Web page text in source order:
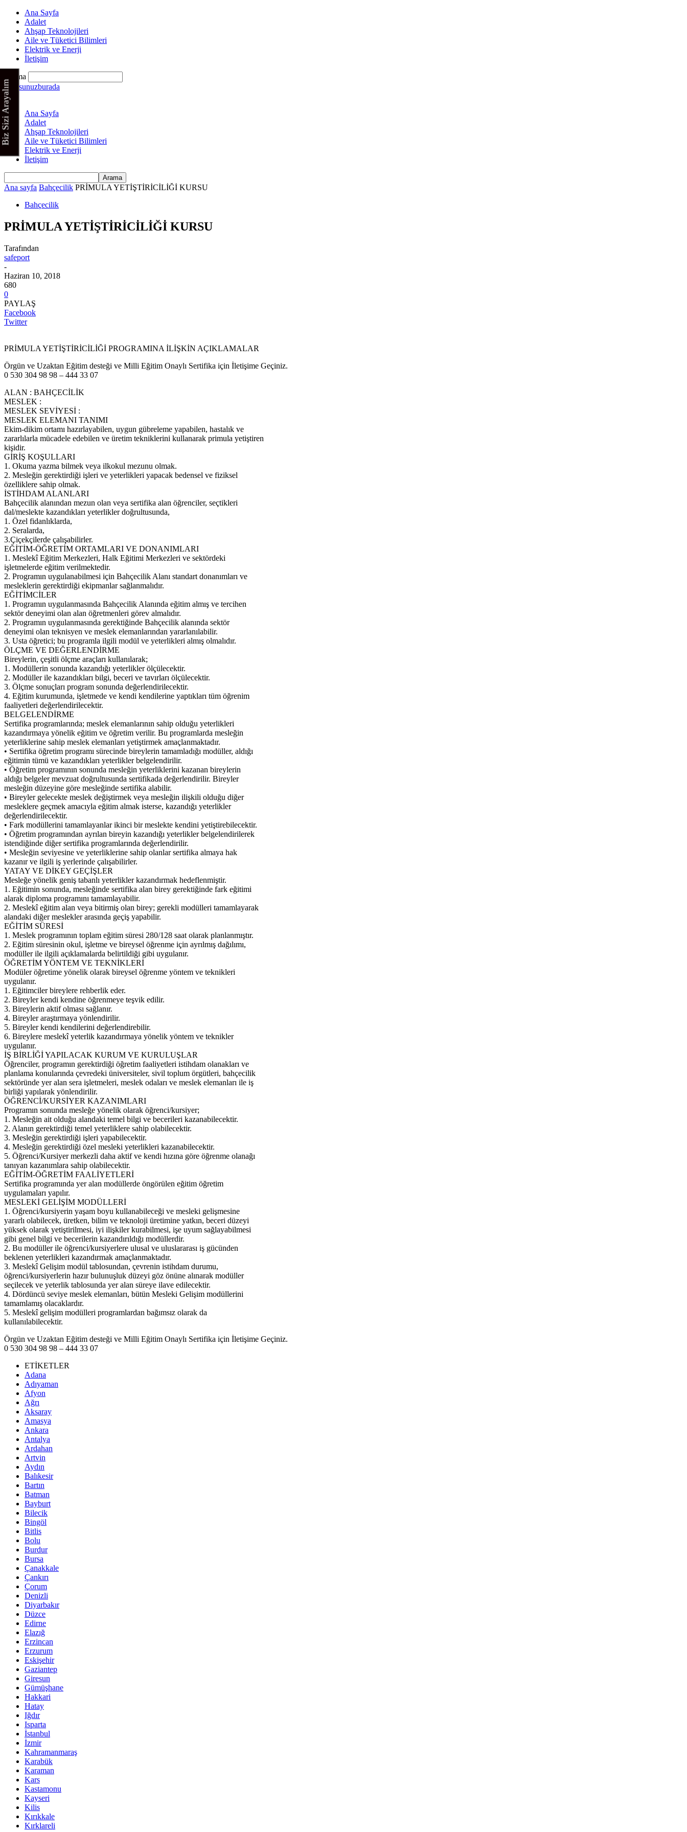
Ana Sayfa
Adalet
Ahşap Teknolojileri
Aile ve Tüketici Bilimleri
Elektrik ve Enerji
İletişim
Arama
Kursunuzburada
Ana Sayfa
Adalet
Ahşap Teknolojileri
Aile ve Tüketici Bilimleri
Elektrik ve Enerji
İletişim
Ana sayfa Bahçecilik PRİMULA YETİŞTİRİCİLİĞİ KURSU
Bahçecilik
PRİMULA YETİŞTİRİCİLİĞİ KURSU
Tarafından
safeport
-
Haziran 10, 2018
680
0
PAYLAŞ
Facebook
Twitter
PRİMULA YETİŞTİRİCİLİĞİ PROGRAMINA İLİŞKİN AÇIKLAMALAR
Örgün ve Uzaktan Eğitim desteği ve Milli Eğitim Onaylı Sertifika için İletişime Geçiniz.
0 530 304 98 98 – 444 33 07
ALAN : BAHÇECİLİK
MESLEK :
MESLEK SEVİYESİ :
MESLEK ELEMANI TANIMI
Ekim-dikim ortamı hazırlayabilen, uygun gübreleme yapabilen, hastalık ve
zararlılarla mücadele edebilen ve üretim tekniklerini kullanarak primula yetiştiren
kişidir.
GİRİŞ KOŞULLARI
1. Okuma yazma bilmek veya ilkokul mezunu olmak.
2. Mesleğin gerektirdiği işleri ve yeterlikleri yapacak bedensel ve fiziksel
özelliklere sahip olmak.
İSTİHDAM ALANLARI
Bahçecilik alanından mezun olan veya sertifika alan öğrenciler, seçtikleri
dal/meslekte kazandıkları yeterlikler doğrultusunda,
1. Özel fidanlıklarda,
2. Seralarda,
3.Çiçekçilerde çalışabilirler.
EĞİTİM-ÖĞRETİM ORTAMLARI VE DONANIMLARI
1. Meslekî Eğitim Merkezleri, Halk Eğitimi Merkezleri ve sektördeki
işletmelerde eğitim verilmektedir.
2. Programın uygulanabilmesi için Bahçecilik Alanı standart donanımları ve
mesleklerin gerektirdiği ekipmanlar sağlanmalıdır.
EĞİTİMCİLER
1. Programın uygulanmasında Bahçecilik Alanında eğitim almış ve tercihen
sektör deneyimi olan alan öğretmenleri görev almalıdır.
2. Programın uygulanmasında gerektiğinde Bahçecilik alanında sektör
deneyimi olan teknisyen ve meslek elemanlarından yararlanılabilir.
3. Usta öğretici; bu programla ilgili modül ve yeterlikleri almış olmalıdır.
ÖLÇME VE DEĞERLENDİRME
Bireylerin, çeşitli ölçme araçları kullanılarak;
1. Modüllerin sonunda kazandığı yeterlikler ölçülecektir.
2. Modüller ile kazandıkları bilgi, beceri ve tavırları ölçülecektir.
3. Ölçme sonuçları program sonunda değerlendirilecektir.
4. Eğitim kurumunda, işletmede ve kendi kendilerine yaptıkları tüm öğrenim
faaliyetleri değerlendirilecektir.
BELGELENDİRME
Sertifika programlarında; meslek elemanlarının sahip olduğu yeterlikleri
kazandırmaya yönelik eğitim ve öğretim verilir. Bu programlarda mesleğin
yeterliklerine sahip meslek elemanları yetiştirmek amaçlanmaktadır.
• Sertifika öğretim programı sürecinde bireylerin tamamladığı modüller, aldığı
eğitimin tümü ve kazandıkları yeterlikler belgelendirilir.
• Öğretim programının sonunda mesleğin yeterliklerini kazanan bireylerin
aldığı belgeler mevzuat doğrultusunda sertifikada değerlendirilir. Bireyler
mesleğin düzeyine göre mesleğinde sertifika alabilir.
• Bireyler gelecekte meslek değiştirmek veya mesleğin ilişkili olduğu diğer
mesleklere geçmek amacıyla eğitim almak isterse, kazandığı yeterlikler
değerlendirilecektir.
• Fark modüllerini tamamlayanlar ikinci bir meslekte kendini yetiştirebilecektir.
• Öğretim programından ayrılan bireyin kazandığı yeterlikler belgelendirilerek
istendiğinde diğer sertifika programlarında değerlendirilir.
• Mesleğin seviyesine ve yeterliklerine sahip olanlar sertifika almaya hak
kazanır ve ilgili iş yerlerinde çalışabilirler.
YATAY VE DİKEY GEÇİŞLER
Mesleğe yönelik geniş tabanlı yeterlikler kazandırmak hedeflenmiştir.
1. Eğitimin sonunda, mesleğinde sertifika alan birey gerektiğinde fark eğitimi
alarak diploma programını tamamlayabilir.
2. Meslekî eğitim alan veya bitirmiş olan birey; gerekli modülleri tamamlayarak
alandaki diğer meslekler arasında geçiş yapabilir.
EĞİTİM SÜRESİ
1. Meslek programının toplam eğitim süresi 280/128 saat olarak planlanmıştır.
2. Eğitim süresinin okul, işletme ve bireysel öğrenme için ayrılmış dağılımı,
modüller ile ilgili açıklamalarda belirtildiği gibi uygulanır.
ÖĞRETİM YÖNTEM VE TEKNİKLERİ
Modüler öğretime yönelik olarak bireysel öğrenme yöntem ve teknikleri
uygulanır.
1. Eğitimciler bireylere rehberlik eder.
2. Bireyler kendi kendine öğrenmeye teşvik edilir.
3. Bireylerin aktif olması sağlanır.
4. Bireyler araştırmaya yönlendirilir.
5. Bireyler kendi kendilerini değerlendirebilir.
6. Bireylere meslekî yeterlik kazandırmaya yönelik yöntem ve teknikler
uygulanır.
İŞ BİRLİĞİ YAPILACAK KURUM VE KURULUŞLAR
Öğrenciler, programın gerektirdiği öğretim faaliyetleri istihdam olanakları ve
planlama konularında çevredeki üniversiteler, sivil toplum örgütleri, bahçecilik
sektöründe yer alan sera işletmeleri, meslek odaları ve meslek elemanları ile iş
birliği yapılarak yönlendirilir.
ÖĞRENCİ/KURSİYER KAZANIMLARI
Programın sonunda mesleğe yönelik olarak öğrenci/kursiyer;
1. Mesleğin ait olduğu alandaki temel bilgi ve becerileri kazanabilecektir.
2. Alanın gerektirdiği temel yeterliklere sahip olabilecektir.
3. Mesleğin gerektirdiği işleri yapabilecektir.
4. Mesleğin gerektirdiği özel mesleki yeterlikleri kazanabilecektir.
5. Öğrenci/Kursiyer merkezli daha aktif ve kendi hızına göre öğrenme olanağı
tanıyan kazanımlara sahip olabilecektir.
EĞİTİM-ÖĞRETİM FAALİYETLERİ
Sertifika programında yer alan modüllerde öngörülen eğitim öğretim
uygulamaları yapılır.
MESLEKİ GELİŞİM MODÜLLERİ
1. Öğrenci/kursiyerin yaşam boyu kullanabileceği ve mesleki gelişmesine
yararlı olabilecek, üretken, bilim ve teknoloji üretimine yatkın, beceri düzeyi
yüksek olarak yetiştirilmesi, iyi ilişkiler kurabilmesi, işe uyum sağlayabilmesi
gibi genel bilgi ve becerilerin kazandırıldığı modüllerdir.
2. Bu modüller ile öğrenci/kursiyerlere ulusal ve uluslararası iş gücünden
beklenen yeterlikleri kazandırmak amaçlanmaktadır.
3. Meslekî Gelişim modül tablosundan, çevrenin istihdam durumu,
öğrenci/kursiyerlerin hazır bulunuşluk düzeyi göz önüne alınarak modüller
seçilecek ve yeterlik tablosunda yer alan süreye ilave edilecektir.
4. Dördüncü seviye meslek elemanları, bütün Mesleki Gelişim modüllerini
tamamlamış olacaklardır.
5. Meslekî gelişim modülleri programlardan bağımsız olarak da
kullanılabilecektir.
Örgün ve Uzaktan Eğitim desteği ve Milli Eğitim Onaylı Sertifika için İletişime Geçiniz.
0 530 304 98 98 – 444 33 07
ETİKETLER
Adana
Adıyaman
Afyon
Ağrı
Aksaray
Amasya
Ankara
Antalya
Ardahan
Artvin
Aydın
Balıkesir
Bartın
Batman
Bayburt
Bilecik
Bingöl
Bitlis
Bolu
Burdur
Bursa
Çanakkale
Çankırı
Çorum
Denizli
Diyarbakır
Düzce
Edirne
Elazığ
Erzincan
Erzurum
Eskişehir
Gaziantep
Giresun
Gümüşhane
Hakkari
Hatay
Iğdır
Isparta
İstanbul
İzmir
Kahramanmaraş
Karabük
Karaman
Kars
Kastamonu
Kayseri
Kilis
Kırıkkale
Kırklareli
Biz Sizi Arayalım